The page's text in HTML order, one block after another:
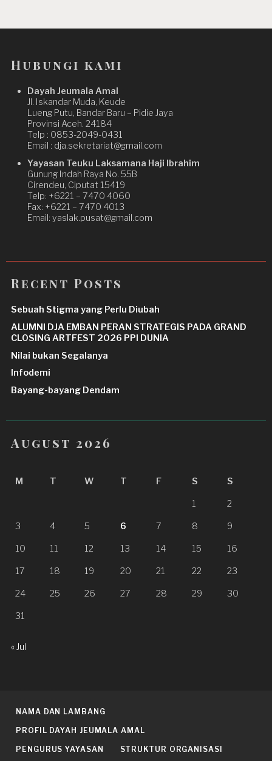
Hubungi kami
Dayah Jeumala Amal
Jl. Iskandar Muda, Keude
Lueng Putu, Bandar Baru – Pidie Jaya
Provinsi Aceh. 24184
Telp : 0853-2049-0431
Email : dja.sekretariat@gmail.com
Yayasan Teuku Laksamana Haji Ibrahim
Gunung Indah Raya No. 55B
Cirendeu, Ciputat 15419
Telp: +6221 – 7470 4060
Fax: +6221 – 7470 4013
Email: yaslak.pusat@gmail.com
Recent Posts
Sebuah Stigma yang Perlu Diubah
ALUMNI DJA EMBAN PERAN STRATEGIS PADA GRAND
CLOSING ARTFEST 2026 PPI DUNIA
Nilai bukan Segalanya
Infodemi
Bayang-bayang Dendam
August 2026
M T W T F S S
1 2
3 4 5 6 7 8 9
10 11 12 13 14 15 16
17 18 19 20 21 22 23
24 25 26 27 28 29 30
31
« Jul
NAMA DAN LAMBANG
PROFIL DAYAH JEUMALA AMAL
PENGURUS YAYASAN STRUKTUR ORGANISASI